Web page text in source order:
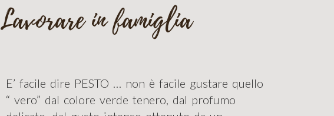
Lavorare in famiglia
E’ facile dire PESTO … non è facile gustare quello
“ vero” dal colore verde tenero, dal profumo